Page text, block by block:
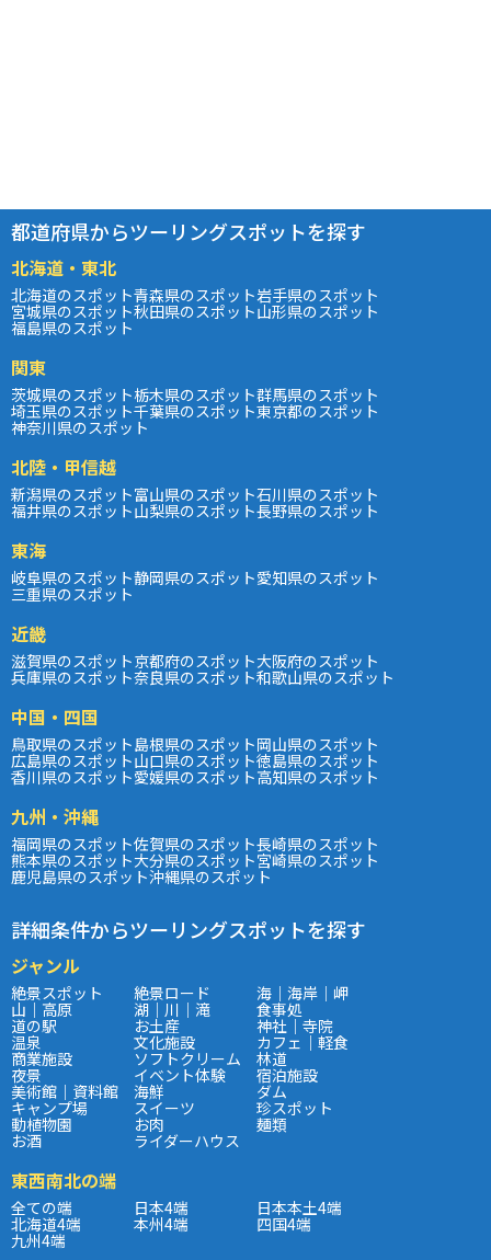
都道府県からツーリングスポットを探す
北海道・東北
北海道のスポット青森県のスポット岩手県のスポット
宮城県のスポット秋田県のスポット山形県のスポット
福島県のスポット
関東
茨城県のスポット栃木県のスポット群馬県のスポット
埼玉県のスポット千葉県のスポット東京都のスポット
神奈川県のスポット
北陸・甲信越
新潟県のスポット富山県のスポット石川県のスポット
福井県のスポット山梨県のスポット長野県のスポット
東海
岐阜県のスポット静岡県のスポット愛知県のスポット
三重県のスポット
近畿
滋賀県のスポット京都府のスポット大阪府のスポット
兵庫県のスポット奈良県のスポット和歌山県のスポット
中国・四国
鳥取県のスポット島根県のスポット岡山県のスポット
広島県のスポット山口県のスポット徳島県のスポット
香川県のスポット愛媛県のスポット高知県のスポット
九州・沖縄
福岡県のスポット佐賀県のスポット長崎県のスポット
熊本県のスポット大分県のスポット宮崎県のスポット
鹿児島県のスポット沖縄県のスポット
詳細条件からツーリングスポットを探す
ジャンル
絶景スポット 絶景ロード 海｜海岸｜岬
山｜高原 湖｜川｜滝 食事処
道の駅 お土産 神社｜寺院
温泉 文化施設 カフェ｜軽食
商業施設 ソフトクリーム 林道
夜景 イベント体験 宿泊施設
美術館｜資料館 海鮮 ダム
キャンプ場 スイーツ 珍スポット
動植物園 お肉 麺類
お酒 ライダーハウス
東西南北の端
全ての端 日本4端 日本本土4端
北海道4端 本州4端 四国4端
九州4端